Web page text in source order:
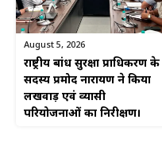
August 5, 2026
राष्ट्रीय बांध सुरक्षा प्राधिकरण के
सदस्य प्रमोद नारायण ने किया
लखवाड़ एवं व्यासी
परियोजनाओं का निरीक्षण।